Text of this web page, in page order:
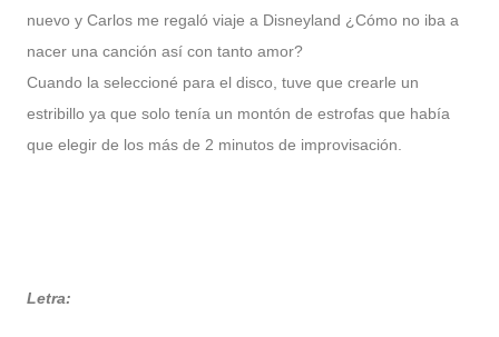
nuevo y Carlos me regaló viaje a Disneyland ¿Cómo no iba a
nacer una canción así con tanto amor?
Cuando la seleccioné para el disco, tuve que crearle un
estribillo ya que solo tenía un montón de estrofas que había
que elegir de los más de 2 minutos de improvisación.
Letra: